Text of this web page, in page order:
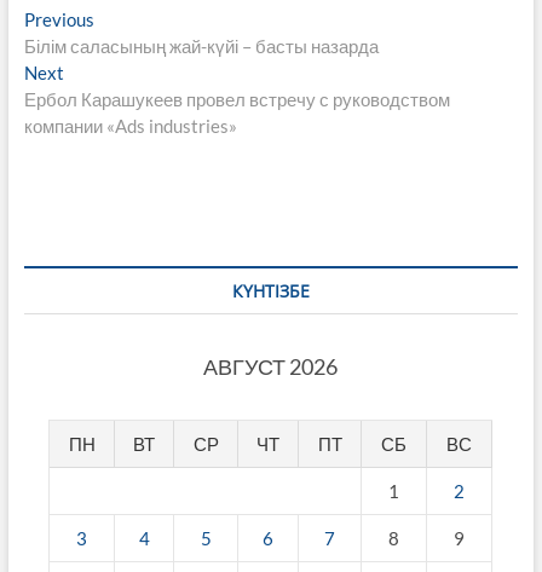
Навигация
по
записям
PreviousPrevious
post:
Білім саласының жай-күйі – басты назарда
NextNext
post:
Ербол Карашукеев провел встречу с руководством
компании «Ads industries»
КҮНТІЗБЕ
АВГУСТ 2026
ПН ВТ СР ЧТ ПТ СБ ВС
1 2
3 4 5 6 7 8 9